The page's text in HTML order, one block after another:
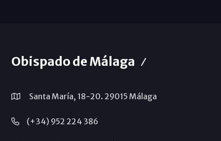
Obispado de Málaga
Santa María, 18-20. 29015 Málaga
(+34) 952 224 386